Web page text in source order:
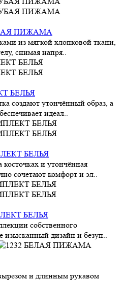
ПИЖАМА
из мягкой хлопковой ткани,
снимая напря..
БЕЛЬЯ
создают утончённый образ, а
идеал..
БЕЛЬЯ
и утончённая
сочетают комфорт и эл..
БЕЛЬЯ
собственного
изысканный дизайн и безуп..
и длинным рукавом